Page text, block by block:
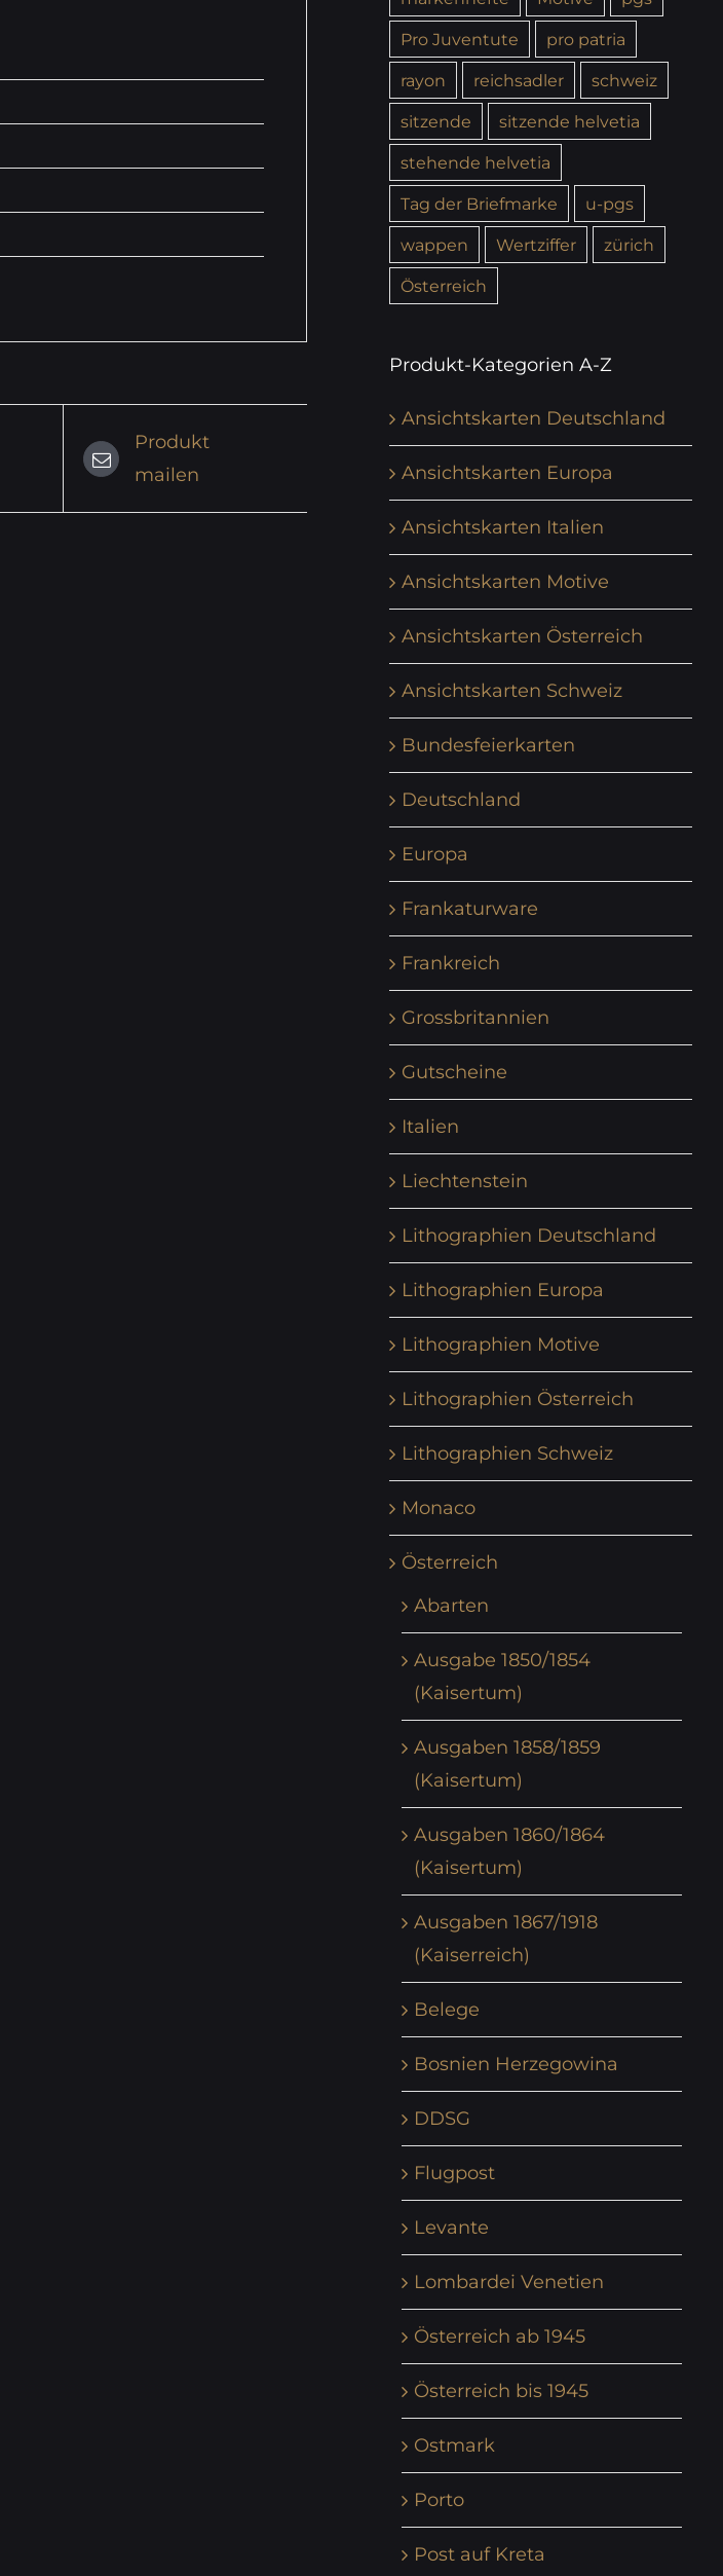
Produkt
mailen
Pro Juventute
pro patria
rayon
reichsadler
schweiz
sitzende
sitzende helvetia
stehende helvetia
Tag der Briefmarke
u-pgs
wappen
Wertziffer
zürich
Österreich
Produkt-Kategorien A-Z
Ansichtskarten Deutschland
Ansichtskarten Europa
Ansichtskarten Italien
Ansichtskarten Motive
Ansichtskarten Österreich
Ansichtskarten Schweiz
Bundesfeierkarten
Deutschland
Europa
Frankaturware
Frankreich
Grossbritannien
Gutscheine
Italien
Liechtenstein
Lithographien Deutschland
Lithographien Europa
Lithographien Motive
Lithographien Österreich
Lithographien Schweiz
Monaco
Österreich
Abarten
Ausgabe 1850/1854
(Kaisertum)
Ausgaben 1858/1859
(Kaisertum)
Ausgaben 1860/1864
(Kaisertum)
Ausgaben 1867/1918
(Kaiserreich)
Belege
Bosnien Herzegowina
DDSG
Flugpost
Levante
Lombardei Venetien
Österreich ab 1945
Österreich bis 1945
Ostmark
Porto
Post auf Kreta